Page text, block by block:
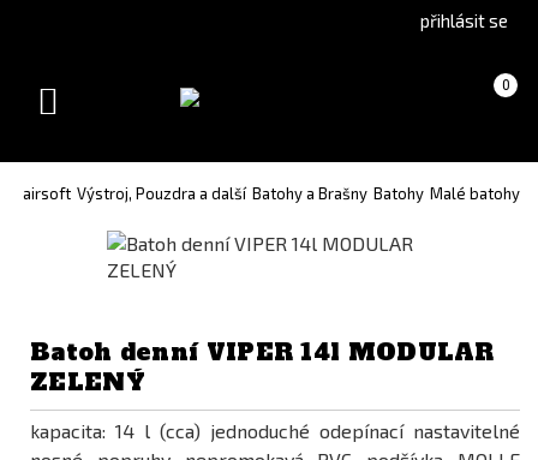
version(Slovak)
přihlásit se
Košík 0
(prázdný)
Toggle
airsoft Výstroj, Pouzdra a další Batohy a Brašny Batohy Malé batohy
Batoh denní VIPER 14l MODULAR
ZELENÝ
kapacita: 14 l (cca) jednoduché odepínací nastavitelné